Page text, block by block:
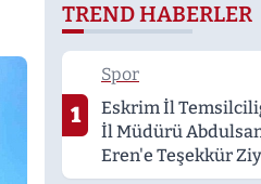
TREND HABERLER
1
Spor
Eskrim İl
İl Müdürü
Eren'e Teşekkür